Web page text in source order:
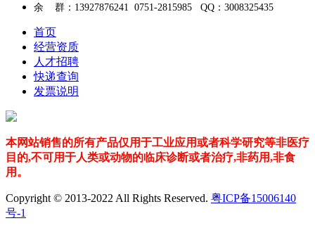
余 群：13927876241 0751-2815985 QQ：3008325435
首页
经营资质
人才招聘
快递查询
发票说明
本网站销售的所有产品仅用于工业应用或者科学研究等非医疗
目的,不可用于人类或动物的临床诊断或者治疗,非药用,非食
用。
Copyright © 2013-2022 All Rights Reserved. 粤ICP备15006140
号-1